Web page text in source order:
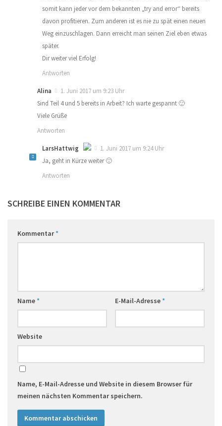
somit kann jeder vor dem bekannten „try and error“ bereits
davon profitieren. Zum anderen ist es nie zu spät einen neuen
Weg einzuschlagen. Dann erreicht man seinen Ziel eben etwas
später.
Dir weiter viel Erfolg!
Antworten
Alina
1. Juni 2017 um 9:23 Uhr
Sind Teil 4 und 5 bereits in Arbeit? Ich warte gespannt 🙂
Viele Grüße
Antworten
LarsHattwig
Das „Echte-Person“-Abzeichen!
Anti-Spam von CleanTalk
1. Juni 2017 um 9:24 Uhr
Ja, geht in Kürze weiter 🙂
Antworten
SCHREIBE EINEN KOMMENTAR
Kommentar*
Name* E-Mail-Adresse*
Website
Name, E-Mail-Adresse und Website in diesem Browser für
meinen nächsten Kommentar speichern.